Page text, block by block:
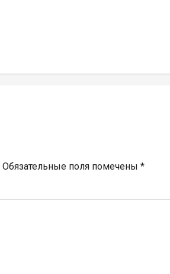
Обязательные поля помечены *